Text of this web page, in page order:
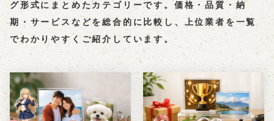
グ形式にまとめたカテゴリーです。価格・品質・納
期・サービスなどを総合的に比較し、上位業者を一覧
でわかりやすくご紹介しています。